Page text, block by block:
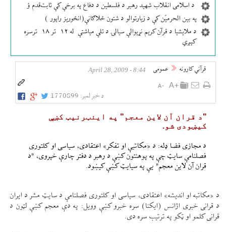
د اسلامی انقلاب شهید رهبر د فلسطین د دفاع په برخې کې ثابت‌قدم ؤ
په بین الحرمیّن کې د زیارتوالو د شتون ځلاګانې(انځوریز راپور )
د ملایشیا د قرآن کریم نړیوالې سیالۍ د تلې میاشتې له ۱۲ تر ۱۸ ترسره
کېږي
قرآني کارونه عمومی 8:44 - April 28, 2009
د خبر لمبر: 1770899
"د قران آن لاين معجم" په اينټرنیټ كښې
كیښودی شو.
د مجازی فضا ډله: د «مكاتبې او تفكر» اعتقادی، سياسی او كلتوری
فصلنامې سایټ چې په پوهنتون كښې د رهبر د دفتر چارې خپروی، "د
قران آن لاين معجم" یې په سيایټ كښې كیښود.
د «مكاتبه او انديشه» اعتقادی، سياسی او كلتوری فصلنامې د سایټ مشر د ايران
د قرانی خبری اژانس (ايكنا) سره خبرو كښې وويل: په دې معجم كښې لټون د
قرانی كلمو او ټكو په ترتيب سره دی.